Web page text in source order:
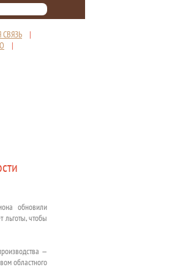
СВЯЗЬ |
|
обновили
льготы, чтобы
—
областного